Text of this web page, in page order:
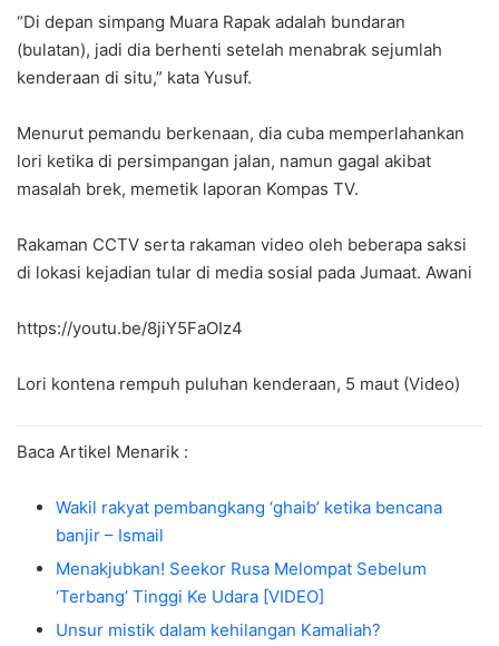
“Di depan simpang Muara Rapak adalah bundaran
(bulatan), jadi dia berhenti setelah menabrak sejumlah
kenderaan di situ,” kata Yusuf.
Menurut pemandu berkenaan, dia cuba memperlahankan
lori ketika di persimpangan jalan, namun gagal akibat
masalah brek, memetik laporan Kompas TV.
Rakaman CCTV serta rakaman video oleh beberapa saksi
di lokasi kejadian tular di media sosial pada Jumaat. Awani
https://youtu.be/8jiY5FaOIz4
Lori kontena rempuh puluhan kenderaan, 5 maut (Video)
Baca Artikel Menarik :
Wakil rakyat pembangkang ‘ghaib’ ketika bencana
banjir – Ismail
Menakjubkan! Seekor Rusa Melompat Sebelum
‘Terbang’ Tinggi Ke Udara [VIDEO]
Unsur mistik dalam kehilangan Kamaliah?